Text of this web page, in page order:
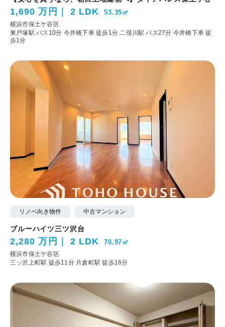
1,690 万円 2 LDK 53.35㎡
横浜市保土ケ谷区
東戸塚駅 バス10分 今井橋下車 徒歩1分二俣川駅 バス27分 今井橋下車 徒
歩1分
リノベ向き物件 中古マンション
ブルーハイツ三ツ沢台
2,280 万円 2 LDK 70.97㎡
横浜市保土ケ谷区
三ッ沢上町駅 徒歩11分 片倉町駅 徒歩16分